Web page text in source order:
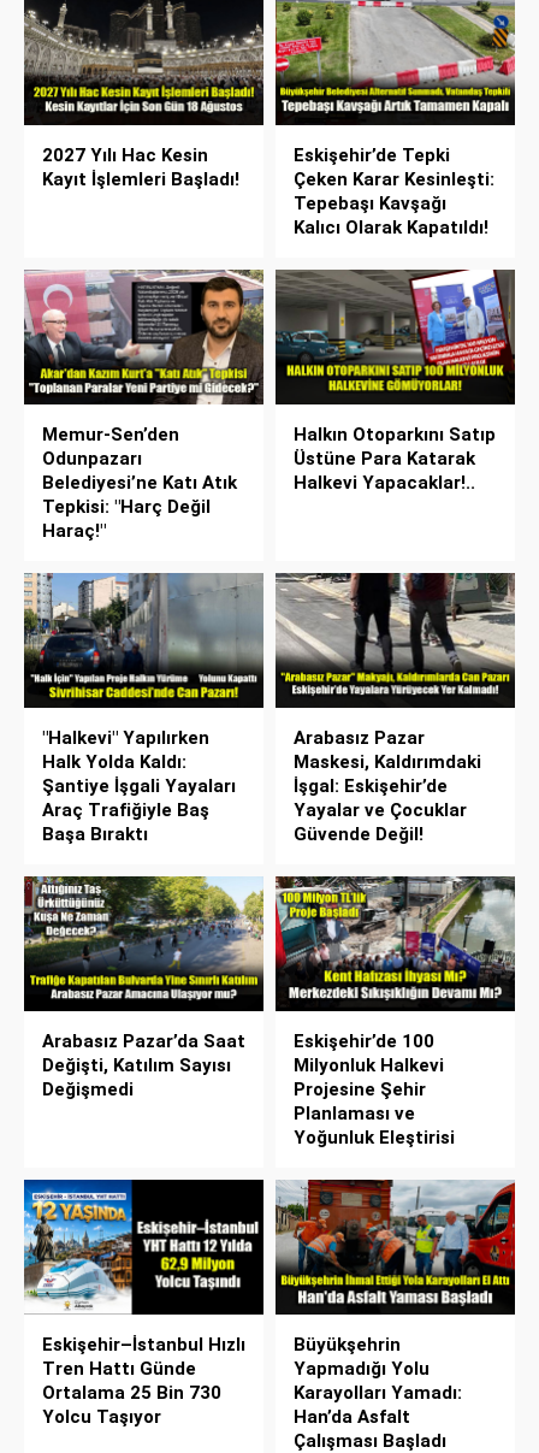
2027 Yılı Hac Kesin
Kayıt İşlemleri Başladı!
Eskişehir’de Tepki
Çeken Karar Kesinleşti:
Tepebaşı Kavşağı
Kalıcı Olarak Kapatıldı!
Memur-Sen’den
Odunpazarı
Belediyesi’ne Katı Atık
Tepkisi: "Harç Değil
Haraç!"
Halkın Otoparkını Satıp
Üstüne Para Katarak
Halkevi Yapacaklar!..
"Halkevi" Yapılırken
Halk Yolda Kaldı:
Şantiye İşgali Yayaları
Araç Trafiğiyle Baş
Başa Bıraktı
Arabasız Pazar
Maskesi, Kaldırımdaki
İşgal: Eskişehir’de
Yayalar ve Çocuklar
Güvende Değil!
Arabasız Pazar’da Saat
Değişti, Katılım Sayısı
Değişmedi
Eskişehir’de 100
Milyonluk Halkevi
Projesine Şehir
Planlaması ve
Yoğunluk Eleştirisi
Eskişehir–İstanbul Hızlı
Tren Hattı Günde
Ortalama 25 Bin 730
Yolcu Taşıyor
Büyükşehrin
Yapmadığı Yolu
Karayolları Yamadı:
Han’da Asfalt
Çalışması Başladı